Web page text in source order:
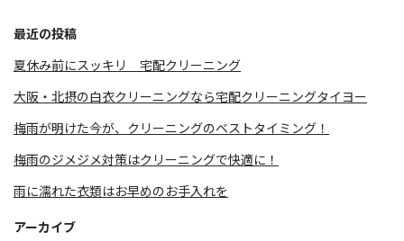
最近の投稿
夏休み前にスッキリ 宅配クリーニング
大阪・北摂の白衣クリーニングなら宅配クリーニングタイヨー
梅雨が明けた今が、クリーニングのベストタイミング！
梅雨のジメジメ対策はクリーニングで快適に！
雨に濡れた衣類はお早めのお手入れを
アーカイブ